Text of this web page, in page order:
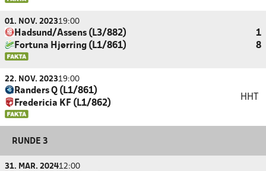
01. NOV. 202319:00
Hadsund/Assens (L3/882)
1
Fortuna Hjørring (L1/861)
8
22. NOV. 202319:00
Randers Q (L1/861)
Fredericia KF (L1/862)
HHT
RUNDE 3
31. MAR. 202412:00